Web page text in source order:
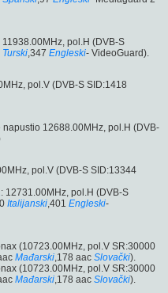
11938.00MHz, pol.H (DVB-S
Turski,347 Engleski- VideoGuard).
pol.V (DVB-S SID:1418
napustio 12688.00MHz, pol.H (DVB-
pol.V (DVB-S SID:13344
: 12731.00MHz, pol.H (DVB-S
Italijanski,401 Engleski-
(10723.00MHz, pol.V SR:30000
Mađarski,178 aac Slovački).
(10723.00MHz, pol.V SR:30000
Mađarski,178 aac Slovački).